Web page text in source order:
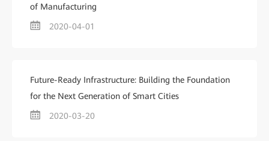
of Manufacturing
2020-04-01
Future-Ready Infrastructure: Building the Foundation
for the Next Generation of Smart Cities
2020-03-20